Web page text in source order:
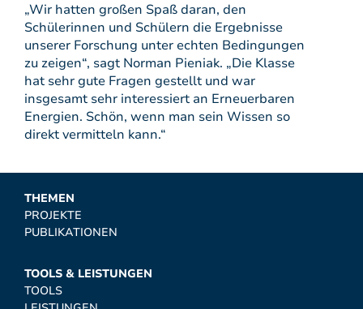
„Wir hatten großen Spaß daran, den
Schülerinnen und Schülern die Ergebnisse
unserer Forschung unter echten Bedingungen
zu zeigen“, sagt Norman Pieniak. „Die Klasse
hat sehr gute Fragen gestellt und war
insgesamt sehr interessiert an Erneuerbaren
Energien. Schön, wenn man sein Wissen so
direkt vermitteln kann.“
THEMEN
PROJEKTE
PUBLIKATIONEN
TOOLS & LEISTUNGEN
TOOLS